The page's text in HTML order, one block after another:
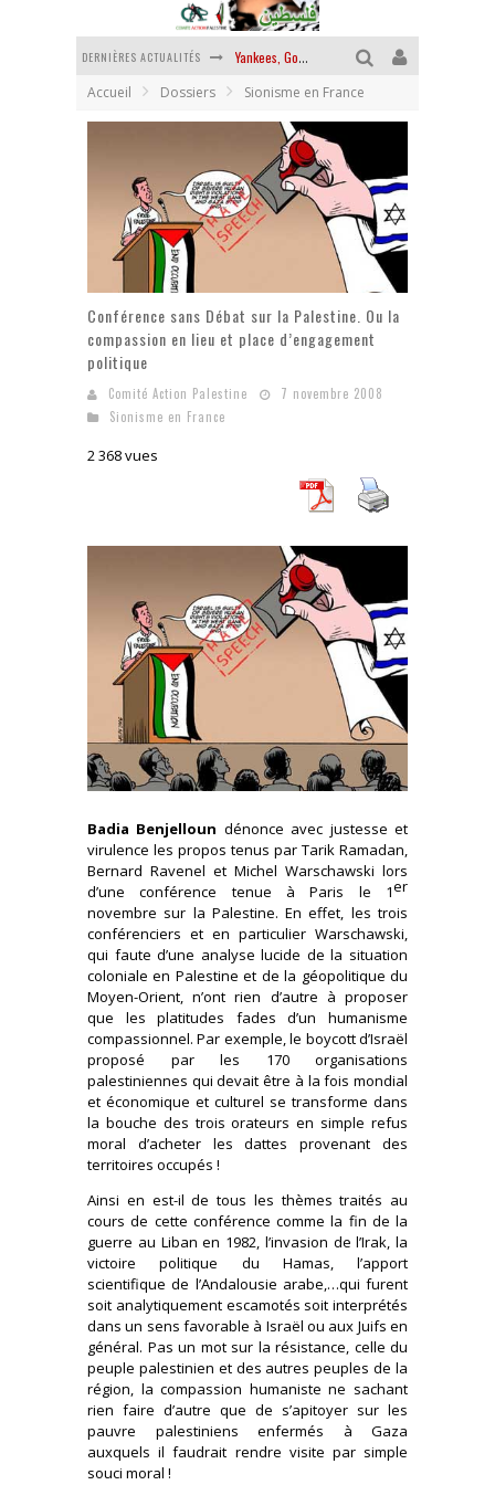
DERNIÈRES ACTUALITÉS Chantage terroriste
La révolution ou rien
Des accords de paix sans le peuple et contre le peuple
La guerre sioniste, la guerre démographique
Accueil Dossiers Sionisme en France
Conférence sans Débat sur la Palestine. Ou la
compassion en lieu et place d’engagement
politique
Comité Action Palestine
7 novembre 2008
Sionisme en France
2 368 vues
Badia Benjelloun dénonce avec justesse et
virulence les propos tenus par Tarik Ramadan,
Bernard Ravenel et Michel Warschawski lors
d’une conférence tenue à Paris le 1er
novembre sur la Palestine. En effet, les trois
conférenciers et en particulier Warschawski,
qui faute d’une analyse lucide de la situation
coloniale en Palestine et de la géopolitique du
Moyen-Orient, n’ont rien d’autre à proposer
que les platitudes fades d’un humanisme
compassionnel. Par exemple, le boycott d’Israël
proposé par les 170 organisations
palestiniennes qui devait être à la fois mondial
et économique et culturel se transforme dans
la bouche des trois orateurs en simple refus
moral d’acheter les dattes provenant des
territoires occupés !
Ainsi en est-il de tous les thèmes traités au
cours de cette conférence comme la fin de la
guerre au Liban en 1982, l’invasion de l’Irak, la
victoire politique du Hamas, l’apport
scientifique de l’Andalousie arabe,…qui furent
soit analytiquement escamotés soit interprétés
dans un sens favorable à Israël ou aux Juifs en
général. Pas un mot sur la résistance, celle du
peuple palestinien et des autres peuples de la
région, la compassion humaniste ne sachant
rien faire d’autre que de s’apitoyer sur les
pauvre palestiniens enfermés à Gaza
auxquels il faudrait rendre visite par simple
souci moral !